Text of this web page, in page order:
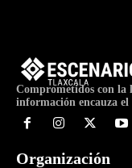
Comprometidos con la
información encauza el
Organización